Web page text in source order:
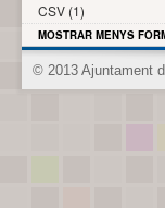
CSV (1)
MOSTRAR MENYS
© 2013 Ajuntament